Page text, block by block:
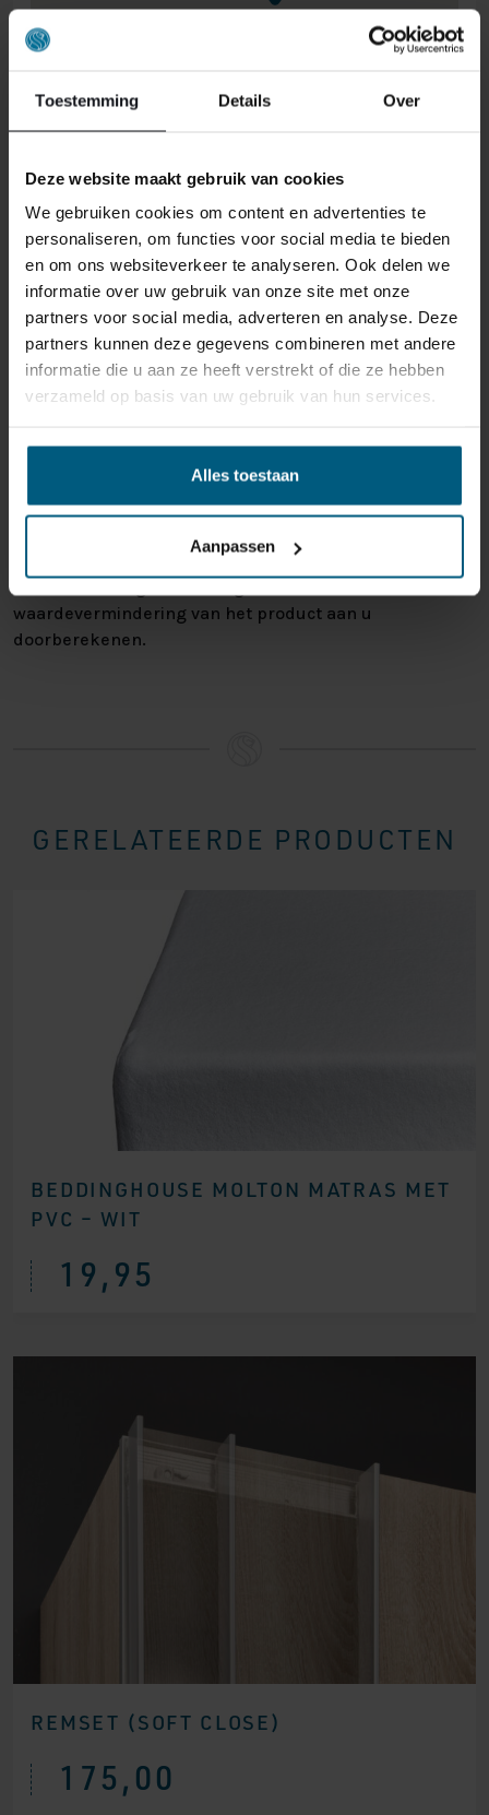
Toestemming Details Over
Deze website maakt gebruik van cookies
We gebruiken cookies om content en advertenties te
personaliseren, om functies voor social media te bieden
en om ons websiteverkeer te analyseren. Ook delen we
informatie over uw gebruik van onze site met onze
partners voor social media, adverteren en analyse. Deze
partners kunnen deze gegevens combineren met andere
informatie die u aan ze heeft verstrekt of die ze hebben
verzameld op basis van uw gebruik van hun services.
Alles toestaan
Aanpassen
ONS RETOURBELEID
Gepersonaliseerde artikelen zoals
matrassen, bedbodems, topmatrassen en
boxspringsets vallen NIET onder de retour
regels en kunnen niet door ons retour
worden genomen.
Het kan wel eens voorkomen dat u een bestelling
retour wilt sturen. Wellicht omdat het product toch niet
bevalt of misschien dat er een andere reden is waarom
dagen na ontvangst zonder opgave van reden te
annuleren. Behandel het product met zorg en zorg
ervoor dat deze bij het retour sturen goed verpakt is.
Mocht het product beschadigd zijn of is de verpakking
waardevermindering van het product aan u
doorberekenen.
GERELATEERDE PRODUCTEN
BEDDINGHOUSE MOLTON MATRAS MET
PVC – WIT
19,95
REMSET (SOFT CLOSE)
175,00